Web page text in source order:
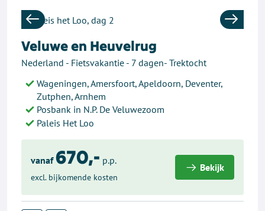
Previous Next
Veluwe en Heuvelrug
Nederland - Fietsvakantie - 7 dagen- Trektocht
Wageningen, Amersfoort, Apeldoorn, Deventer,
Zutphen, Arnhem
Posbank in N.P. De Veluwezoom
Paleis Het Loo
vanaf 670,- p.p.
excl. bijkomende kosten
Bekijk